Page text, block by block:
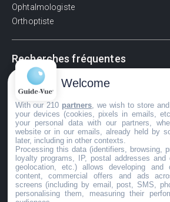
Ophtalmologiste
Orthoptiste
Recherches fréquentes
Pathologies adultes
Signes d'une urgence ophtalmologique
La vision
Acuité visuelle
Myosis / mydriase
Œdème oculaire
©GuideVue2024
Welcome
With our 210 partners , we wish to store
your devices (cookies, pixels in emails,
your personal data with our partners,
website or in our emails, already held by
later, including in other contexts.
Processing this data (identifiers, browsing,
loyalty programs, IP, postal addresses and
geolocation, etc.) allows developing and
content, commercial offers and ads
screens (including by email, post, SMS,
personalising them, measuring their